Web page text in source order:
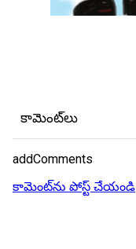
కామెంట్‌లు
addComments
కామెంట్‌ను పోస్ట్ చేయండి